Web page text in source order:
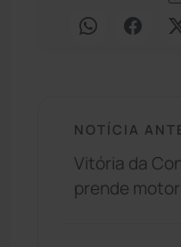
NOTÍCIA
Vitória da
prende